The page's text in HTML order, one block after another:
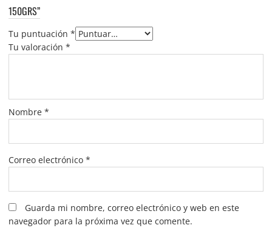
150GRS”
Tu puntuación *
Tu valoración *
Nombre *
Correo electrónico *
Guarda mi nombre, correo electrónico y web en este
navegador para la próxima vez que comente.